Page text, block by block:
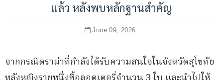
แล้ว หลังพบหลักฐานสำคัญ
June 09, 2026
จากกรณีดราม่าที่กำลังได้รับความสนใจในจังหวัดสุโขทัย